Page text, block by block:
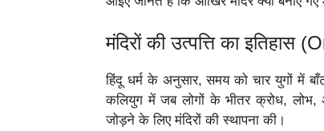
मंदिरों की उत्पत्ति का इतिहास
हिंदू धर्म के अनुसार, समय को चार युगों में
कलियुग में जब लोगों के भीतर क्रोध, लोभ,
जोड़ने के लिए मंदिरों की स्थापना की।